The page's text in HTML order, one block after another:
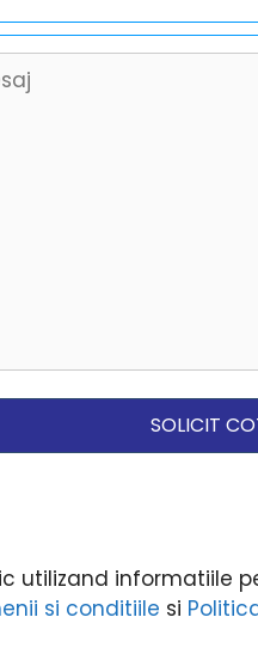
informatiile
si conditiile si